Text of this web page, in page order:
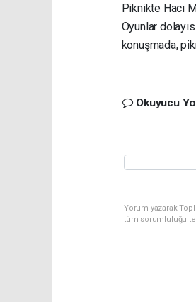
Piknikte Hacı
Oyunlar
konuşmada,
Okuyucu
Yorum yazarak
tüm sorumluluğu